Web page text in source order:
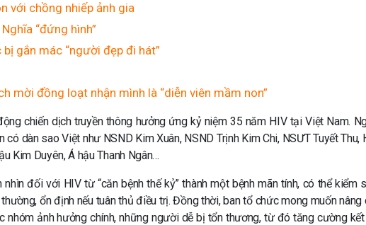
với chồng nhiếp ảnh gia
“đứng hình”
gắn mác “người đẹp đi hát”
mời đồng loạt nhận mình là “diễn viên mầm non”
chiến dịch truyền thông hưởng ứng kỷ niệm 35 năm HIV tại Việt Nam.
dàn sao Việt như NSND Kim Xuân, NSND Trịnh Kim Chi, NSƯT Tuyết Thu,
Kim Duyên, Á hậu Thanh Ngân…
đối với HIV từ “căn bệnh thế kỷ” thành một bệnh mãn tính, có thể kiểm
ổn định nếu tuân thủ điều trị. Đồng thời, ban tổ chức mong muốn nâng
nhóm ảnh hưởng chính, những người dễ bị tổn thương, từ đó tăng cường